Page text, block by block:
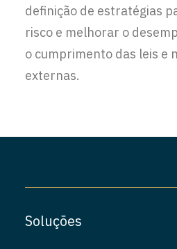
definição de estratégias
risco e melhorar o
o cumprimento das leis e
externas.
Soluções